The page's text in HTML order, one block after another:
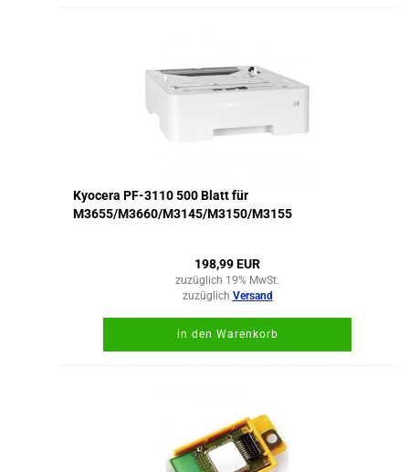
Kyocera PF-3110 500 Blatt für
M3655/M3660/M3145/M3150/M3155
198,99 EUR
zuzüglich 19% MwSt.
zuzüglich Versand
in den Warenkorb